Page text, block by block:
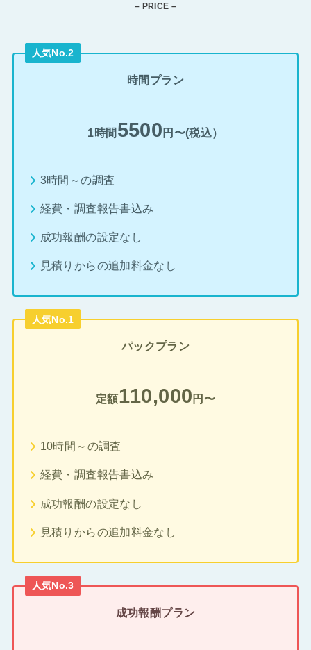
– PRICE –
人気No.2
時間プラン
1時間 5500 円〜(税込）
3時間～の調査
経費・調査報告書込み
成功報酬の設定なし
見積りからの追加料金なし
人気No.1
パックプラン
定額110,000 円〜
10時間～の調査
経費・調査報告書込み
成功報酬の設定なし
見積りからの追加料金なし
人気No.3
成功報酬プラン